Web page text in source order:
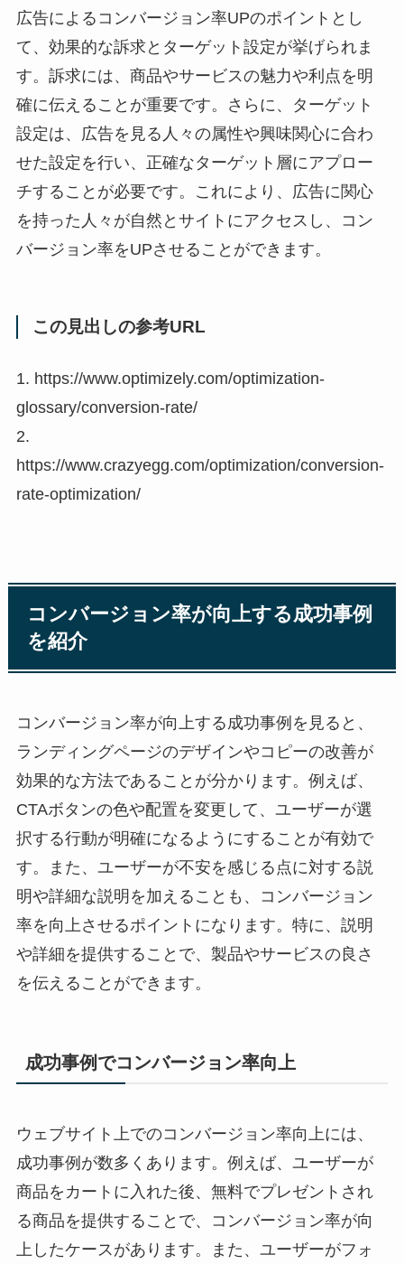
広告によるコンバージョン率UPのポイントとし
て、効果的な訴求とターゲット設定が挙げられま
す。訴求には、商品やサービスの魅力や利点を明
確に伝えることが重要です。さらに、ターゲット
設定は、広告を見る人々の属性や興味関心に合わ
せた設定を行い、正確なターゲット層にアプロー
チすることが必要です。これにより、広告に関心
を持った人々が自然とサイトにアクセスし、コン
バージョン率をUPさせることができます。
この見出しの参考URL
1. https://www.optimizely.com/optimization-
glossary/conversion-rate/
2.
https://www.crazyegg.com/optimization/conversion-
rate-optimization/
コンバージョン率が向上する成功事例
を紹介
コンバージョン率が向上する成功事例を見ると、
ランディングページのデザインやコピーの改善が
効果的な方法であることが分かります。例えば、
CTAボタンの色や配置を変更して、ユーザーが選
択する行動が明確になるようにすることが有効で
す。また、ユーザーが不安を感じる点に対する説
明や詳細な説明を加えることも、コンバージョン
率を向上させるポイントになります。特に、説明
や詳細を提供することで、製品やサービスの良さ
を伝えることができます。
成功事例でコンバージョン率向上
ウェブサイト上でのコンバージョン率向上には、
成功事例が数多くあります。例えば、ユーザーが
商品をカートに入れた後、無料でプレゼントされ
る商品を提供することで、コンバージョン率が向
上したケースがあります。また、ユーザーがフォ